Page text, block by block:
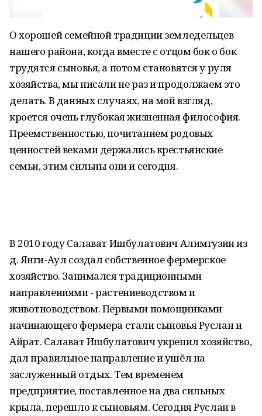
О хорошей семейной традиции земледельцев
нашего района, когда вместе с отцом бок о бок
трудятся сыновья, а потом становятся у руля
хозяйства, мы писали не раз и продолжаем это
делать. В данных случаях, на мой взгляд,
кроется очень глубокая жизненная философия.
Преемственностью, почитанием родовых
ценностей веками держались крестьянские
семьи, этим сильны они и сегодня.
В 2010 году Салават Ишбулатович Алимгузин из
д. Янги-Аул создал собственное фермерское
хозяйство. Занимался традиционными
направлениями - растениеводством и
животноводством. Первыми помощниками
начинающего фермера стали сыновья Руслан и
Айрат. Салават Ишбулатович укрепил хозяйство,
дал правильное направление и ушёл на
заслуженный отдых. Тем временем
предприятие, поставленное на два сильных
крыла, перешло к сыновьям. Сегодня Руслан в